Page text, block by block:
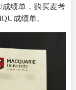
绩单，购买麦考
成绩单。